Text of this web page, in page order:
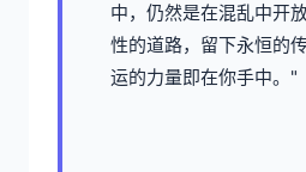
中，仍然是在混乱中开
性的道路，留下永恒的
运的力量即在你手中。"